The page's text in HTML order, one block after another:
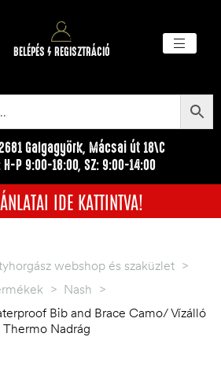
BELÉPÉS / REGISZTRÁCIÓ
Galgagyörk, Mácsai út 18\C
P 9:00-18:00, SZ: 9:00-14:00
IDE KATTINTVA!
webshop és szaküzlet >
> Nash >
Bib and Brace Camo/ Vízálló
Thermo Nadrág